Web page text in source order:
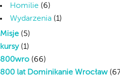
Homilie (6)
Wydarzenia (1)
Misje (5)
kursy(1)
800wro (66)
800 lat Dominikanie Wrocław